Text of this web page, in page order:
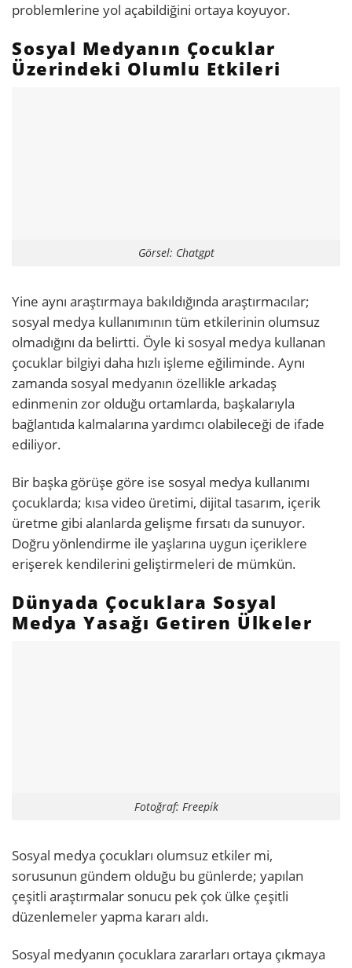
problemlerine yol açabildiğini ortaya koyuyor.
Sosyal Medyanın Çocuklar
Üzerindeki Olumlu Etkileri
Görsel: Chatgpt
Yine aynı araştırmaya bakıldığında araştırmacılar;
sosyal medya kullanımının tüm etkilerinin olumsuz
olmadığını da belirtti. Öyle ki sosyal medya kullanan
çocuklar bilgiyi daha hızlı işleme eğiliminde. Aynı
zamanda sosyal medyanın özellikle arkadaş
edinmenin zor olduğu ortamlarda, başkalarıyla
bağlantıda kalmalarına yardımcı olabileceği de ifade
ediliyor.
Bir başka görüşe göre ise sosyal medya kullanımı
çocuklarda; kısa video üretimi, dijital tasarım, içerik
üretme gibi alanlarda gelişme fırsatı da sunuyor.
Doğru yönlendirme ile yaşlarına uygun içeriklere
erişerek kendilerini geliştirmeleri de mümkün.
Dünyada Çocuklara Sosyal
Medya Yasağı Getiren Ülkeler
Fotoğraf: Freepik
Sosyal medya çocukları olumsuz etkiler mi,
sorusunun gündem olduğu bu günlerde; yapılan
çeşitli araştırmalar sonucu pek çok ülke çeşitli
düzenlemeler yapma kararı aldı.
Sosyal medyanın çocuklara zararları ortaya çıkmaya